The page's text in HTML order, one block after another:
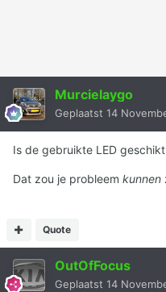
Murcielaygo
Geplaatst 14
Is de gebruikte LED
Dat zou je probleem kunnen
Quote
OutOfFocus
Geplaatst 14